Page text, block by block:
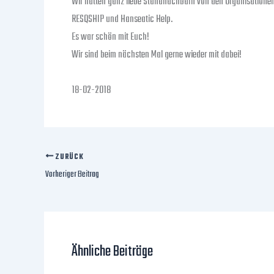
RESQSHIP und Hanseatic Help.
Es war schön mit Euch!
Wir sind beim nächsten Mal gerne wieder mit dabei!
18-02-2018
ZURÜCK
Vorheriger Beitrag
Ähnliche Beiträge